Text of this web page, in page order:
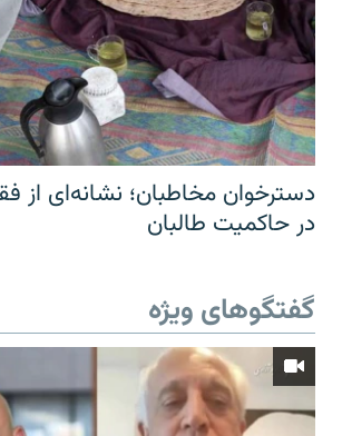
دسترخوان مخاطبان؛ نشانه‌ای از
در حاکمیت طالبان
گفتگوهای ویژه